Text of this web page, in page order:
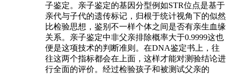
子鉴定。亲子鉴定的基因分型例如STR位点是基于
亲代与子代的遗传标记，归根于统计视角下的似然
比检验思想，鉴别不一样个体之间是否有亲生血缘
关系。亲子鉴定中非父亲排除概率大于0.9999这也
便是这项技术的判断准则。在DNA鉴定书上，往
往这两个指标都会在上面，这样才能对测验结论进
行全面的评价。经过检验孩子和被测试父亲的